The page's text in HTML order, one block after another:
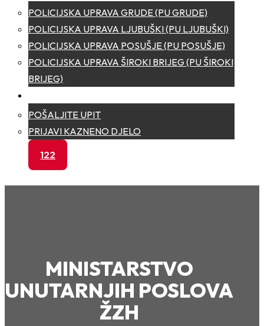
POLICIJSKA UPRAVA GRUDE (PU GRUDE)
POLICIJSKA UPRAVA LJUBUŠKI (PU LJUBUŠKI)
POLICIJSKA UPRAVA POSUŠJE (PU POSUŠJE)
POLICIJSKA UPRAVA ŠIROKI BRIJEG (PU ŠIROKI
BRIJEG)
POŠALJITE UPIT
PRIJAVI KAZNENO DJELO
122
MINISTARSTVO
UNUTARNJIH POSLOVA
ŽZH